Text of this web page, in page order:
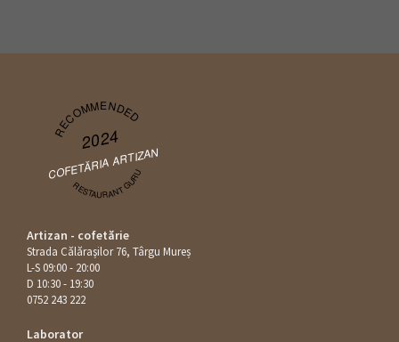
RECOMMENDED
2024
COFETĂRIA ARTIZAN
RESTAURANT GURU
Artizan - cofetărie
Strada Călăraşilor 76, Târgu Mureș
L-S 09:00 - 20:00
D 10:30 - 19:30
0752 243 222
Laborator